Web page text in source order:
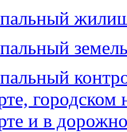
городском
и в